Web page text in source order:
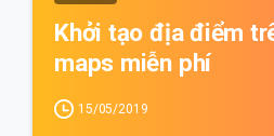
Khởi tạo địa điểm
maps miễn phí
15/05/2019